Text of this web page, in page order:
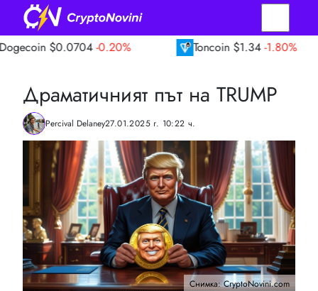
$0.0704 -0.20% Toncoin $1.34 -1.80%
Драматичният път на TRUMP
Percival Delaney27.01.2025 г. 10:22 ч.
Снимка: CryptoNovini.com